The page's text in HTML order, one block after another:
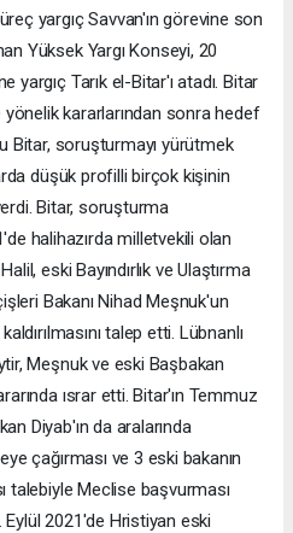
yargıç Savvan'ın görevine son
Yüksek Yargı Konseyi, 20
yargıç Tarık el-Bitar'ı atadı. Bitar
yönelik kararlarından sonra hedef
Bitar, soruşturmayı yürütmek
düşük profilli birçok kişinin
Bitar, soruşturma
halihazırda milletvekili olan
eski Bayındırlık ve Ulaştırma
Bakanı Nihad Meşnuk'un
talep etti. Lübnanlı
Meşnuk ve eski Başbakan
ısrar etti. Bitar'ın Temmuz
Diyab'ın da aralarında
çağırması ve 3 eski bakanın
talebiyle Meclise başvurması
2021'de Hristiyan eski